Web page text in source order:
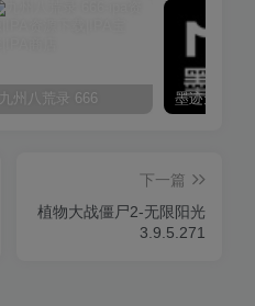
九州八荒录 666
下一篇
植物大战僵尸2-无限阳光
3.9.5.271